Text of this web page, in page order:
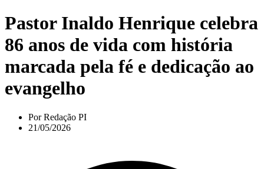
Pastor Inaldo Henrique celebra
86 anos de vida com história
marcada pela fé e dedicação ao
evangelho
PorRedação PI
21/05/2026